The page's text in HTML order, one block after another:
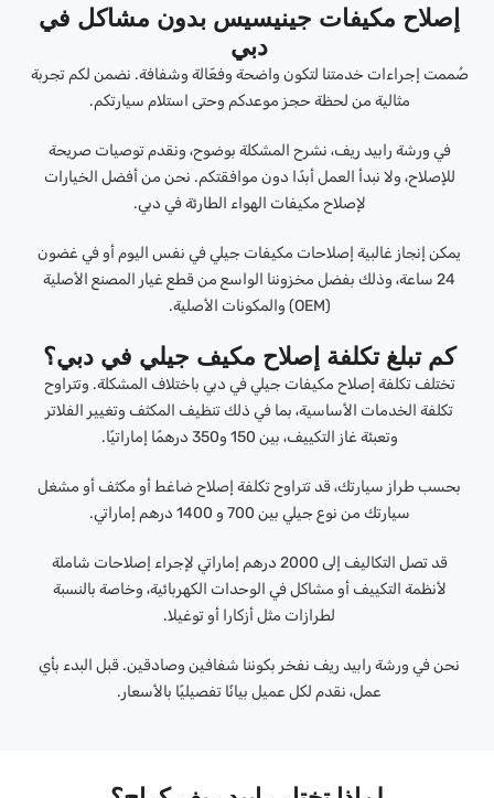
إصلاح مكيفات جينيسيس بدون مشاكل في
دبي
صُممت إجراءات خدمتنا لتكون واضحة وفعّالة وشفافة. نضمن لكم تجربة
مثالية من لحظة حجز موعدكم وحتى استلام سيارتكم.
في ورشة رابيد ريف، نشرح المشكلة بوضوح، ونقدم توصيات صريحة
للإصلاح، ولا نبدأ العمل أبدًا دون موافقتكم. نحن من أفضل الخيارات
لإصلاح مكيفات الهواء الطارئة في دبي.
يمكن إنجاز غالبية إصلاحات مكيفات جيلي في نفس اليوم أو في غضون
24 ساعة، وذلك بفضل مخزوننا الواسع من قطع غيار المصنع الأصلية
(OEM) والمكونات الأصلية.
كم تبلغ تكلفة إصلاح مكيف جيلي في دبي؟
تختلف تكلفة إصلاح مكيفات جيلي في دبي باختلاف المشكلة. وتتراوح
تكلفة الخدمات الأساسية، بما في ذلك تنظيف المكثف وتغيير الفلاتر
وتعبئة غاز التكييف، بين 150 و350 درهمًا إماراتيًا.
بحسب طراز سيارتك، قد تتراوح تكلفة إصلاح ضاغط أو مكثف أو مشغل
سيارتك من نوع جيلي بين 700 و 1400 درهم إماراتي.
قد تصل التكاليف إلى 2000 درهم إماراتي لإجراء إصلاحات شاملة
لأنظمة التكييف أو مشاكل في الوحدات الكهربائية، وخاصة بالنسبة
لطرازات مثل أزكارا أو توغيلا.
نحن في ورشة رابيد ريف نفخر بكوننا شفافين وصادقين. قبل البدء بأي
عمل، نقدم لكل عميل بيانًا تفصيليًا بالأسعار.